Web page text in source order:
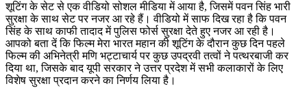
शूटिंग के सेट से एक वीडियो सोशल मीडिया में आया है, जिसमें पवन सिंह भारी
सुरक्षा के साथ सेट पर नजर आ रहे हैं। वीडियो में साफ दिख रहा है कि पवन
सिंह के साथ काफी तादाद में पुलिस फोर्स सुरक्षा देते हुए नजर आ रही है।
आपको बता दें कि फिल्‍म मेरा भारत महान की शूटिंग के दौरान कुछ दिन पहले
फिल्‍म की अभिनेत्री मणि भट्टाचार्य पर कुछ उपद्रवी तत्‍वों ने पत्‍थरबाजी कर
दिया था, जिसके बाद यूपी सरकार ने उत्तर प्रदेश में सभी कलाकारों के लिए
विशेष सुरक्षा प्रदान करने का निर्णय लिया है।